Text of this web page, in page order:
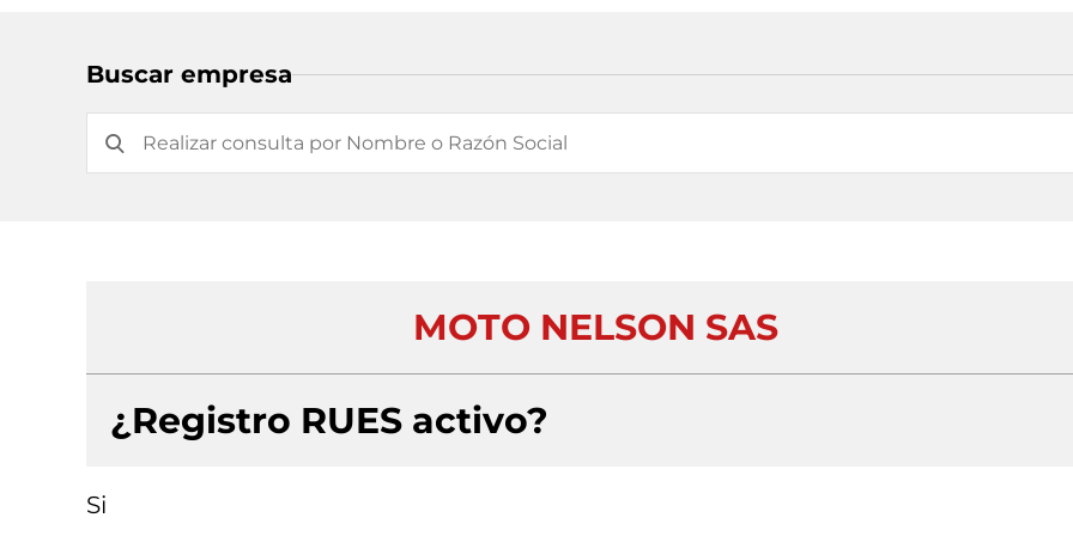
Buscar empresa
MOTO NELSON SAS
¿Registro RUES activo?
Si